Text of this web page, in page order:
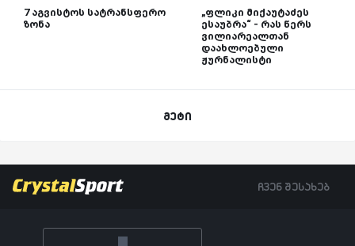
7 აგვისტოს სატრანსფერო
ზონა
„ფლიკი მიქაუტაძეს
ესაუბრა“ - რას წერს
ვილიარეალთან
დაახლოებული
ჟურნალისტი
მეტი
ჩვენ შესახებ